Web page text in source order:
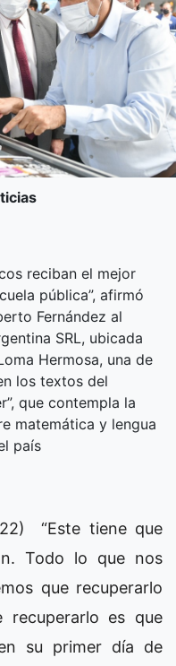
reciban el mejor
pública”, afirmó
Fernández al
SRL, ubicada
Hermosa, una de
los textos del
que contempla la
matemática y lengua
país
“Este tiene que
Todo lo que nos
que recuperarlo
es que
su primer día de